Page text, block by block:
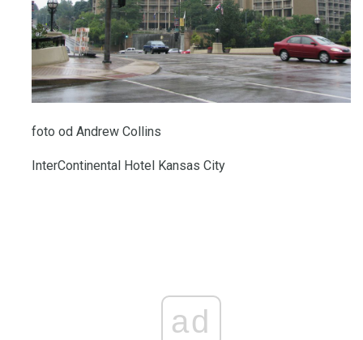
foto od Andrew Collins
InterContinental Hotel Kansas City
ad